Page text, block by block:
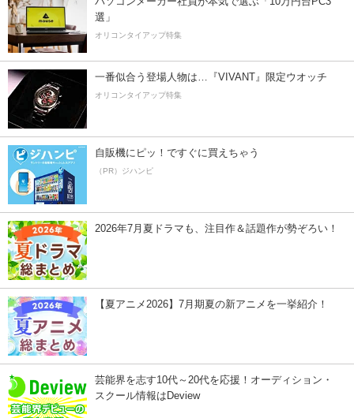
選」
オリコンタイアップ特集
一番似合う登場人物は…『VIVANT』限定ウオッチ
オリコンタイアップ特集
自販機にピッ！ですぐに買えちゃう
（PR）ジハンピ
2026年7月夏ドラマも、注目作＆話題作が勢ぞろい！
【夏アニメ2026】7月期夏の新アニメを一挙紹介！
芸能界を志す10代～20代を応援！オーディション・
スクール情報はDeview